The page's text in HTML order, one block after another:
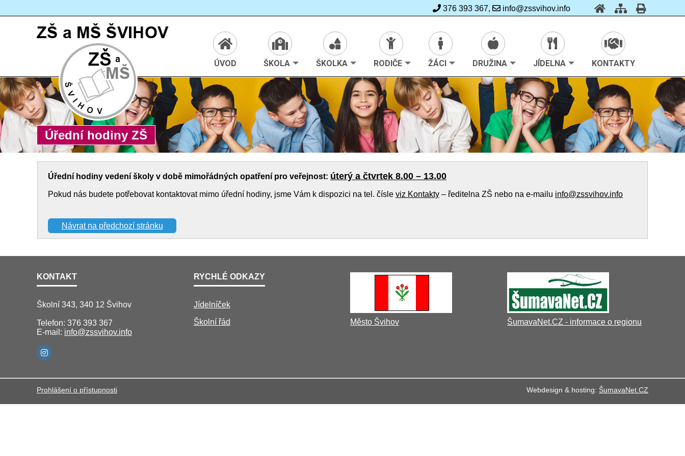
376 393 367, info@zssvihov.info
ÚVOD ŠKOLA ŠKOLKA RODIČE ŽÁCI DRUŽINA JÍDELNA KONTAKTY
Úřední hodiny ZŠ
Úřední hodiny vedení školy v době mimořádných opatření pro veřejnost: úterý a čtvrtek 8.00 – 13.00
Pokud nás budete potřebovat kontaktovat mimo úřední hodiny, jsme Vám k dispozici na tel. čísle viz Kontakty – ředitelna ZŠ nebo na e-mailu info@zssvihov.info
Návrat na předchozí stránku
KONTAKT
Školní 343, 340 12 Švihov
Telefon: 376 393 367
E-mail: info@zssvihov.info
RYCHLÉ ODKAZY
Jídelníček
Školní řád
Město Švihov ŠumavaNet.CZ - informace o regionu
Prohlášení o přístupnosti Webdesign & hosting: ŠumavaNet.CZ